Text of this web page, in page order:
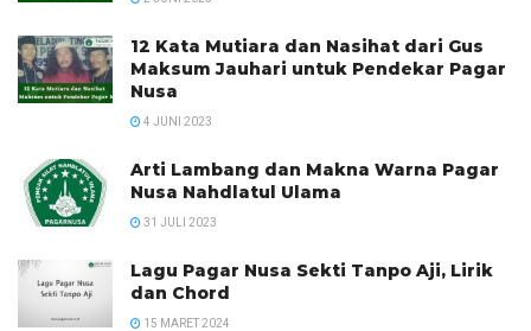
12 Kata Mutiara dan Nasihat dari Gus
Maksum Jauhari untuk Pendekar Pagar
Nusa
4 JUNI 2023
Arti Lambang dan Makna Warna Pagar
Nusa Nahdlatul Ulama
31 JULI 2023
Lagu Pagar Nusa Sekti Tanpo Aji, Lirik
dan Chord
15 MARET 2024